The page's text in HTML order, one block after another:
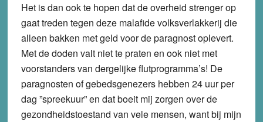
Het is dan ook te hopen dat de overheid strenger op
gaat treden tegen deze malafide volksverlakkerij die
alleen bakken met geld voor de paragnost oplevert.
Met de doden valt niet te praten en ook niet met
voorstanders van dergelijke flutprogramma’s! De
paragnosten of gebedsgenezers hebben 24 uur per
dag ”spreekuur” en dat boeit mij zorgen over de
gezondheidstoestand van vele mensen, want bij mijn